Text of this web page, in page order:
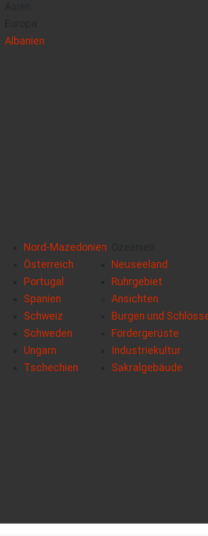
Albanien
Nord-Mazedonien
Österreich
Portugal
Spanien
Schweiz
Schweden
Ungarn
Tschechien
Neuseeland
Ruhrgebiet
Ansichten
Burgen und
Fördergerüste
Industriekultur
Sakralgebäude